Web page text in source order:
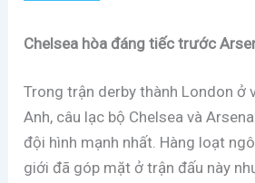
Chelsea hòa đáng tiếc trước
Trong trận derby thành London ở
Anh, câu lạc bộ Chelsea và
đội hình mạnh nhất. Hàng loạt
giới đã góp mặt ở trận đấu này